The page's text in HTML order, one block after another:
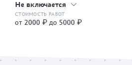
Не включается
от 2000 ₽ до 5000 ₽